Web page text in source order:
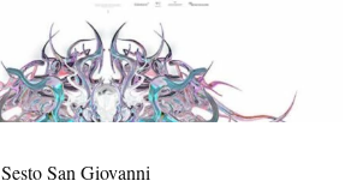
Sesto San Giovanni